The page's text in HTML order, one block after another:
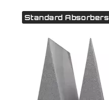
Standard Absorbers